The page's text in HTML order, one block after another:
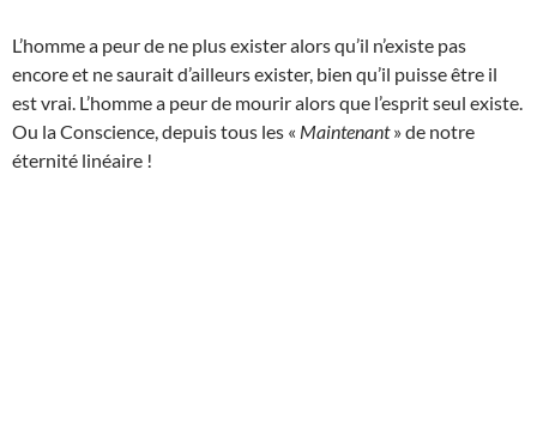
L’homme a peur de ne plus exister alors qu’il n’existe pas
encore et ne saurait d’ailleurs exister, bien qu’il puisse être il
est vrai. L’homme a peur de mourir alors que l’esprit seul existe.
Ou la Conscience, depuis tous les « Maintenant» de notre
éternité linéaire !